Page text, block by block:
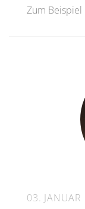
Zum
03. JANUAR